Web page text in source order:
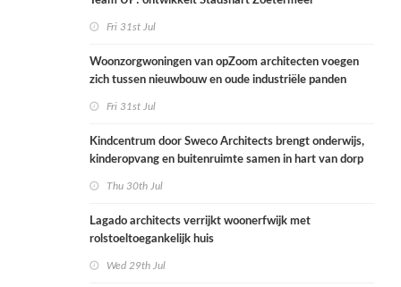
Fri 31st Jul
Woonzorgwoningen van opZoom architecten voegen
zich tussen nieuwbouw en oude industriële panden
Fri 31st Jul
Kindcentrum door Sweco Architects brengt onderwijs,
kinderopvang en buitenruimte samen in hart van dorp
Thu 30th Jul
Lagado architects verrijkt woonerfwijk met
rolstoeltoegankelijk huis
Wed 29th Jul